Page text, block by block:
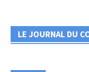
LE JOURNAL DU